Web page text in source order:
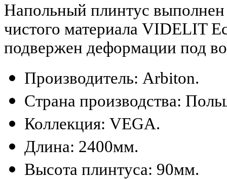
Напольный плинтус выполнен
чистого материала VIDELIT
подвержен деформации под
Производитель: Arbiton.
Страна производства:
Коллекция: VEGA.
Длина: 2400мм.
Высота плинтуса: 90мм.